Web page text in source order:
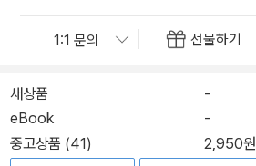
선물하기
새상품
-
eBook
-
중고상품 (41) 2,950원